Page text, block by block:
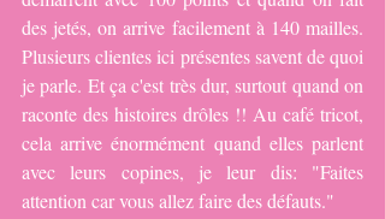
des jetés, on arrive facilement à 140 mailles.
Plusieurs clientes ici présentes savent de quoi
je parle. Et ça c'est très dur, surtout quand on
raconte des histoires drôles !! Au café tricot,
cela arrive énormément quand elles parlent
avec leurs copines, je leur dis: "Faites
attention car vous allez faire des défauts."